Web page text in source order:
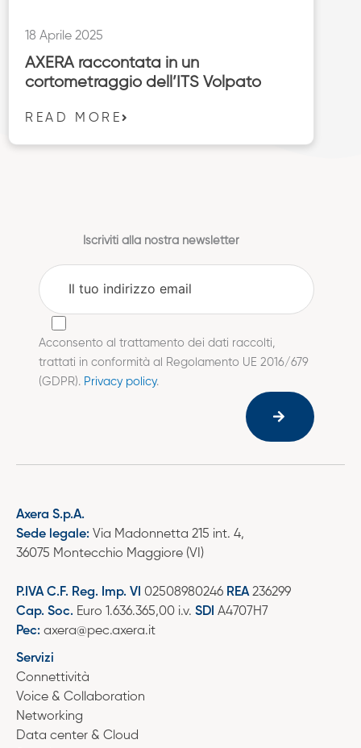
18 Aprile 2025
AXERA raccontata in un
cortometraggio dell’ITS Volpato
READ MORE
Iscriviti alla nostra newsletter
Acconsento al trattamento dei dati raccolti,
trattati in conformità al Regolamento UE 2016/679
(GDPR). Privacy policy.
Axera S.p.A.
Sede legale: Via Madonnetta 215 int. 4,
36075 Montecchio Maggiore (VI)
P.IVA C.F. Reg. Imp. VI 02508980246 REA236299
Cap. Soc. Euro 1.636.365,00 i.v. SDI A4707H7
Pec: axera@pec.axera.it
Servizi
Connettività
Voice & Collaboration
Networking
Data center & Cloud